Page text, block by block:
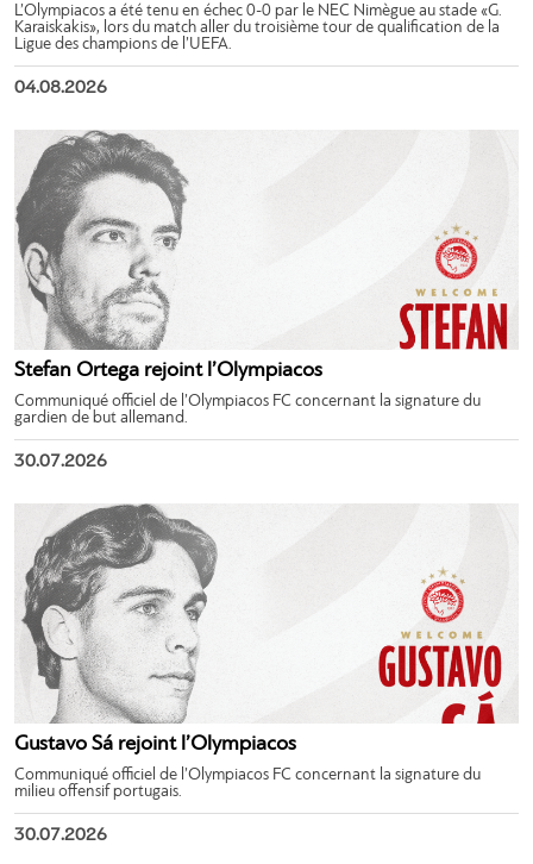
L’Olympiacos a été tenu en échec 0-0 par le NEC Nimègue au stade «G.
Karaiskakis», lors du match aller du troisième tour de qualification de la
Ligue des champions de l’UEFA.
04.08.2026
Stefan Ortega rejoint l’Olympiacos
Communiqué officiel de l’Olympiacos FC concernant la signature du
gardien de but allemand.
30.07.2026
Gustavo Sá rejoint l’Olympiacos
Communiqué officiel de l’Olympiacos FC concernant la signature du
milieu offensif portugais.
30.07.2026